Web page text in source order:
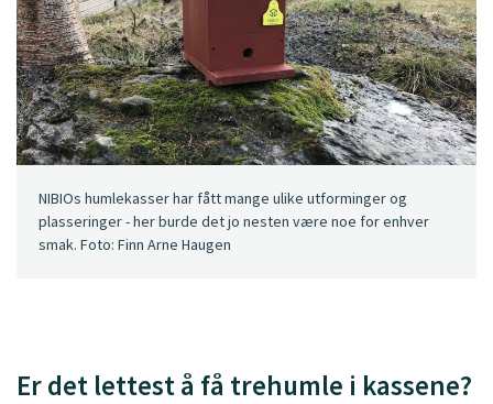
NIBIOs humlekasser har fått mange ulike utforminger og
plasseringer - her burde det jo nesten være noe for enhver
smak. Foto: Finn Arne Haugen
Er det lettest å få trehumle i kassene?